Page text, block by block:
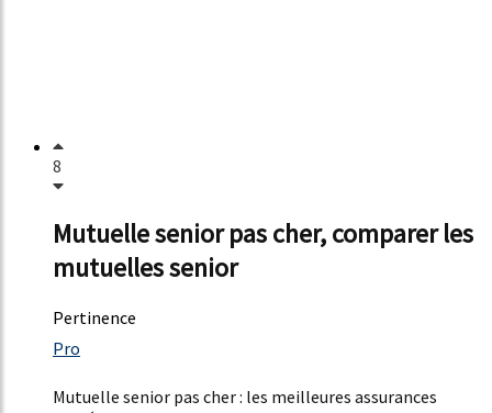
8
Mutuelle senior pas cher, comparer les
mutuelles senior
Pertinence
2431%
Pro
Mutuelle senior pas cher : les meilleures assurances